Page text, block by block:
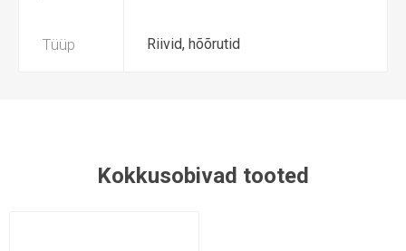
Tüüp Riivid, hõõrutid
Kokkusobivad tooted